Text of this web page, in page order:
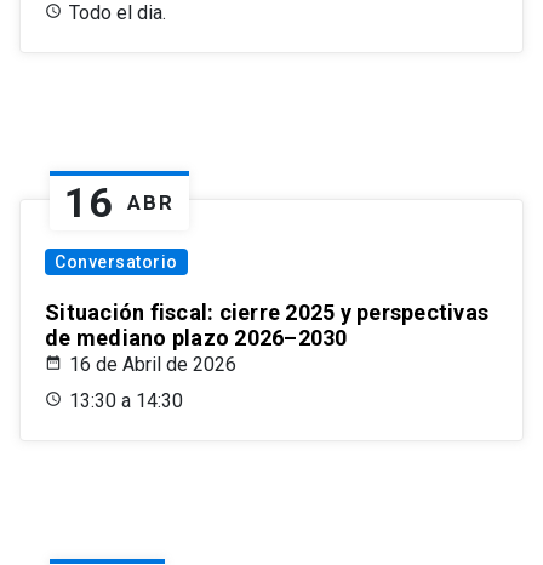
Todo el dia.
16 ABR
Conversatorio
Situación fiscal: cierre 2025 y perspectivas
de mediano plazo 2026–2030
16 de Abril de 2026
13:30 a 14:30